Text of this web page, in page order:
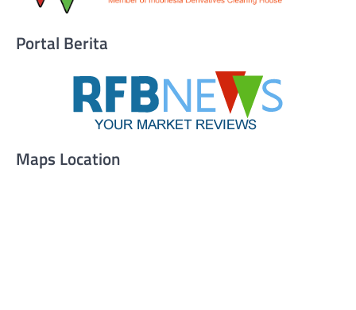
Portal Berita
Maps Location